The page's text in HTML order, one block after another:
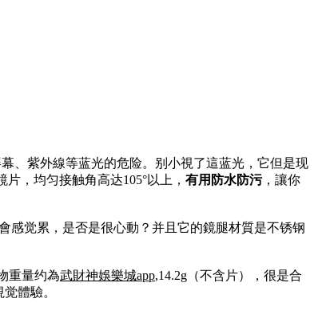
、紫外線等蓝光的危险。别小視了這蓝光，它但是现
，均匀接触角高达105°以上， 有用防水防污，讓你
感觉累，是否是很心動？并且它的鏡腿材質是不锈钢
重量约為武財神娛樂城app,14.2g（不含片），很是合
體驗。